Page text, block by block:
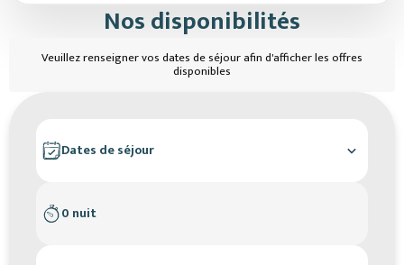
Nos disponibilités
Veuillez renseigner vos dates de séjour afin d'afficher les offres
disponibles
Dates de séjour
0 nuit